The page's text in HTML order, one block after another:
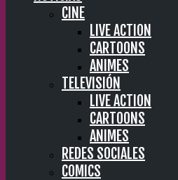
CINE
LIVE ACTION
CARTOONS
ANIMES
TELEVISIÓN
LIVE ACTION
CARTOONS
ANIMES
REDES SOCIALES
COMICS